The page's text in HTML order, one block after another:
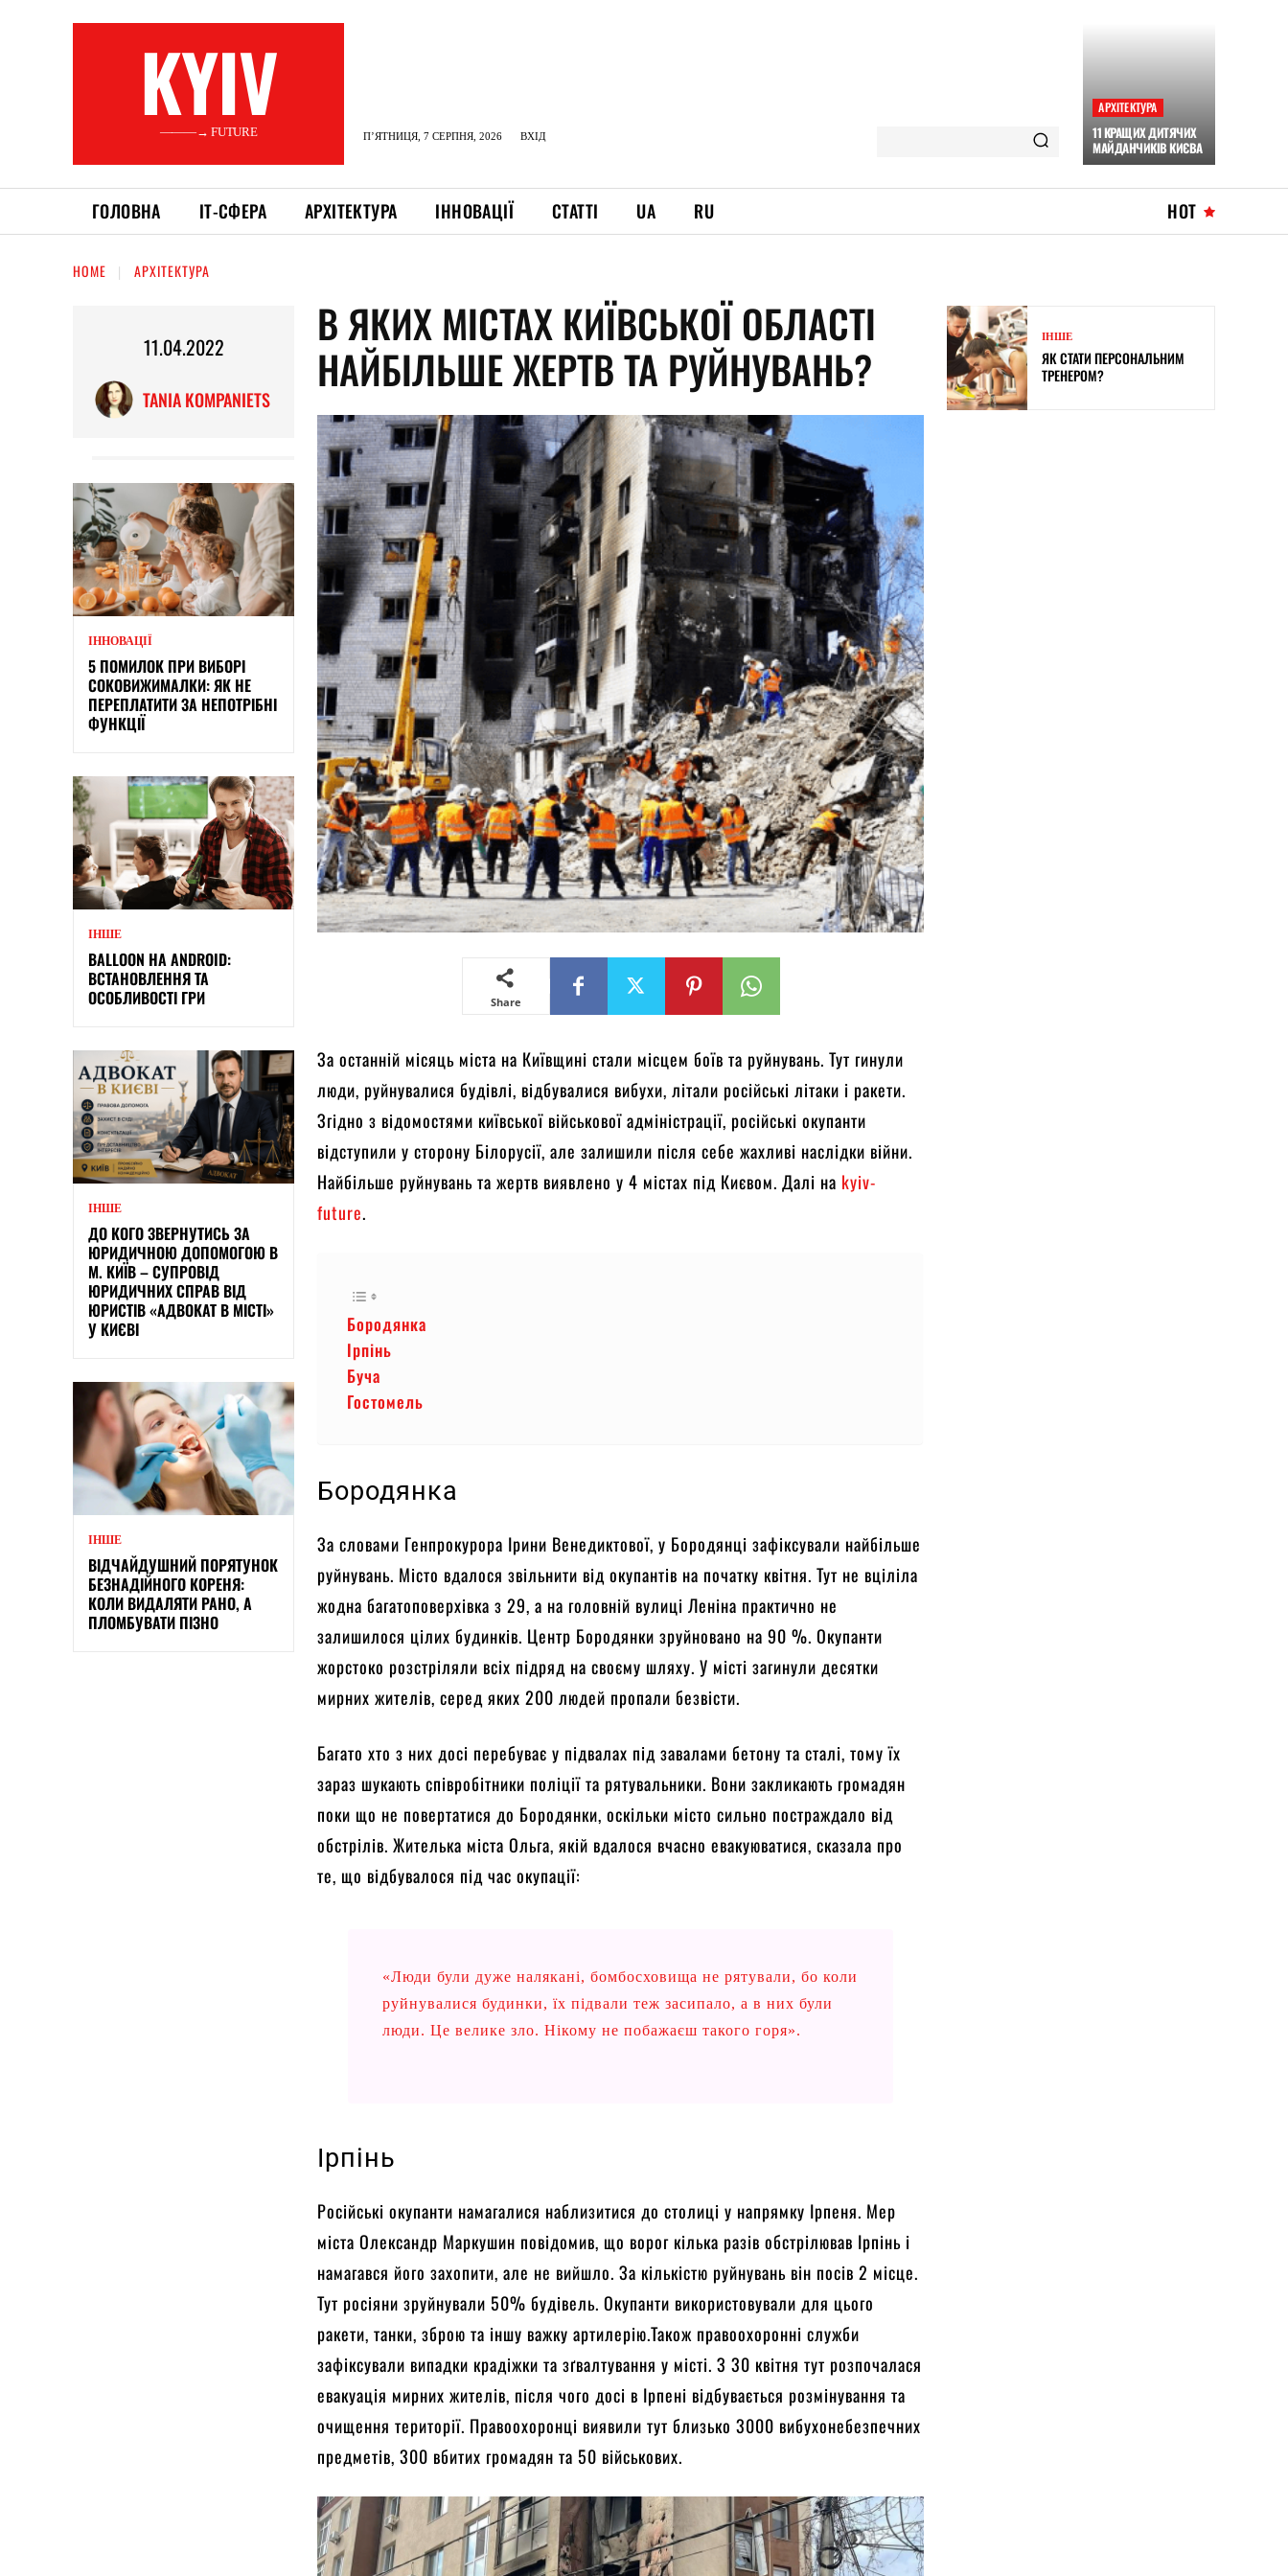
KYIV
———→ FUTURE П’ЯТНИЦЯ, 7 СЕРПНЯ, 2026 ВХІД
АРХІТЕКТУРА
11 КРАЩИХ ДИТЯЧИХ
МАЙДАНЧИКІВ КИЄВА
ГОЛОВНА ІТ-СФЕРА АРХІТЕКТУРА ІННОВАЦІЇ СТАТТІ UA RU HOT
HOME АРХІТЕКТУРА
11.04.2022
TANIA KOMPANIETS
ІННОВАЦІЇ
5 ПОМИЛОК ПРИ ВИБОРІ
СОКОВИЖИМАЛКИ: ЯК НЕ
ПЕРЕПЛАТИТИ ЗА НЕПОТРІБНІ
ФУНКЦІЇ
ІНШЕ
BALLOON НА ANDROID:
ВСТАНОВЛЕННЯ ТА
ОСОБЛИВОСТІ ГРИ
ІНШЕ
ДО КОГО ЗВЕРНУТИСЬ ЗА
ЮРИДИЧНОЮ ДОПОМОГОЮ В
М. КИЇВ – СУПРОВІД
ЮРИДИЧНИХ СПРАВ ВІД
ЮРИСТІВ «АДВОКАТ В МІСТІ»
У КИЄВІ
ІНШЕ
ВІДЧАЙДУШНИЙ ПОРЯТУНОК
БЕЗНАДІЙНОГО КОРЕНЯ:
КОЛИ ВИДАЛЯТИ РАНО, А
ПЛОМБУВАТИ ПІЗНО
В ЯКИХ МІСТАХ КИЇВСЬКОЇ ОБЛАСТІ
НАЙБІЛЬШЕ ЖЕРТВ ТА РУЙНУВАНЬ?
Share
За останній місяць міста на Київщині стали місцем боїв та руйнувань. Тут гинули
люди, руйнувалися будівлі, відбувалися вибухи, літали російські літаки і ракети.
Згідно з відомостями київської військової адміністрації, російські окупанти
відступили у сторону Білорусії, але залишили після себе жахливі наслідки війни.
Найбільше руйнувань та жертв виявлено у 4 містах під Києвом. Далі на kyiv-
future.
Бородянка
Ірпінь
Буча
Гостомель
Бородянка
За словами Генпрокурора Ірини Венедиктової, у Бородянці зафіксували найбільше
руйнувань. Місто вдалося звільнити від окупантів на початку квітня. Тут не вціліла
жодна багатоповерхівка з 29, а на головній вулиці Леніна практично не
залишилося цілих будинків. Центр Бородянки зруйновано на 90 %. Окупанти
жорстоко розстріляли всіх підряд на своєму шляху. У місті загинули десятки
мирних жителів, серед яких 200 людей пропали безвісти.
Багато хто з них досі перебуває у підвалах під завалами бетону та сталі, тому їх
зараз шукають співробітники поліції та рятувальники. Вони закликають громадян
поки що не повертатися до Бородянки, оскільки місто сильно постраждало від
обстрілів. Жителька міста Ольга, якій вдалося вчасно евакуюватися, сказала про
те, що відбувалося під час окупації:
«Люди були дуже налякані, бомбосховища не рятували, бо коли
руйнувалися будинки, їх підвали теж засипало, а в них були
люди. Це велике зло. Нікому не побажаєш такого горя».
Ірпінь
Російські окупанти намагалися наблизитися до столиці у напрямку Ірпеня. Мер
міста Олександр Маркушин повідомив, що ворог кілька разів обстрілював Ірпінь і
намагався його захопити, але не вийшло. За кількістю руйнувань він посів 2 місце.
Тут росіяни зруйнували 50% будівель. Окупанти використовували для цього
ракети, танки, зброю та іншу важку артилерію.Також правоохоронні служби
зафіксували випадки крадіжки та зґвалтування у місті. З 30 квітня тут розпочалася
евакуація мирних жителів, після чого досі в Ірпені відбувається розмінування та
очищення території. Правоохоронці виявили тут близько 3000 вибухонебезпечних
предметів, 300 вбитих громадян та 50 військових.
ІНШЕ
ЯК СТАТИ ПЕРСОНАЛЬНИМ
ТРЕНЕРОМ?